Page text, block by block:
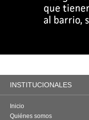
INSTITUCIONALES
Inicio
Quiénes somos